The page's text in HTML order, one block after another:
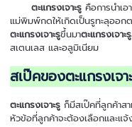
ตะแกรงเจาะรู คือการนำเ
แม่พิมพ์กดให้เกิดเป็นรูทะลุออ
ตะแกรงเจาะรูขึ้นมาตะแกรงเจาะรู
สเตนเลส และอลูมิเนียม
สเป๊คของตะแกรงเจา
ตะแกรงเจาะรู ก็มีสเป๊คที่ลูกค้าส
หัวข้อที่ลูกค้าจะต้องเลือกและแจ้